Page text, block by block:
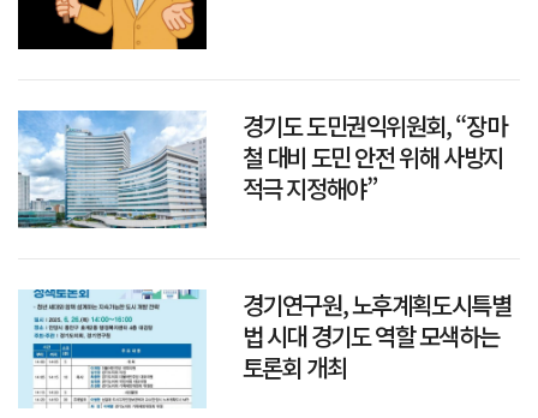
경기도 도민권익위원회, “장마
철 대비 도민 안전 위해 사방지
적극 지정해야”
경기연구원, 노후계획도시특별
법 시대 경기도 역할 모색하는
토론회 개최